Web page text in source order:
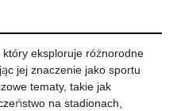
który eksploruje różnorodne
jej znaczenie jako sportu
tematy, takie jak
na stadionach,